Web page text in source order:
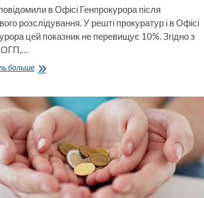
в Офісі Генпрокурора після
розслідування. У решті прокуратур і в Офісі
цей показник не перевищує 10%. Згідно з
ОГП,…
большеМайже
прокурор
Хмельниччини
та
Черкащини
має
інвалідність,
—
Офіс
Генпрокурора